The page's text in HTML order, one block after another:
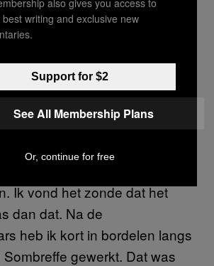
het allemaal in januari 2017,
werken in champagnebars.
ik hoorde dat ze blowjobs
aanboden. Die duurden 15
basta: klanten wilden
worden, niets met
hebben en dan gewoon
Ik vond het zonde dat het
dan dat. Na de
heb ik kort in bordelen langs
gewerkt. Dat was
writing and exclusive new
Support for $2
See All Membership Plans
Or, continue for free